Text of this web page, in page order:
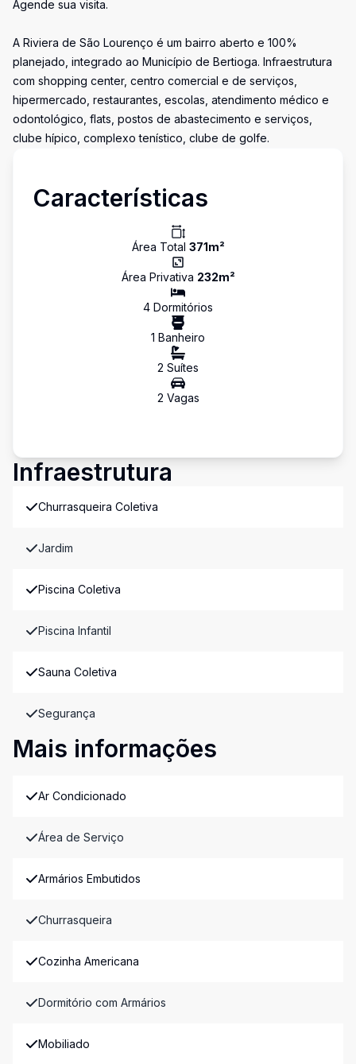
Agende sua visita.
A Riviera de São Lourenço é um bairro aberto e 100%
planejado, integrado ao Município de Bertioga. Infraestrutura
com shopping center, centro comercial e de serviços,
hipermercado, restaurantes, escolas, atendimento médico e
odontológico, flats, postos de abastecimento e serviços,
clube hípico, complexo tenístico, clube de golfe.
Características
Área Total 371m²
Área Privativa 232m²
4 Dormitórios
1 Banheiro
2 Suítes
2 Vagas
Infraestrutura
Churrasqueira Coletiva
Jardim
Piscina Coletiva
Piscina Infantil
Sauna Coletiva
Segurança
Mais informações
Ar Condicionado
Área de Serviço
Armários Embutidos
Churrasqueira
Cozinha Americana
Dormitório com Armários
Mobiliado